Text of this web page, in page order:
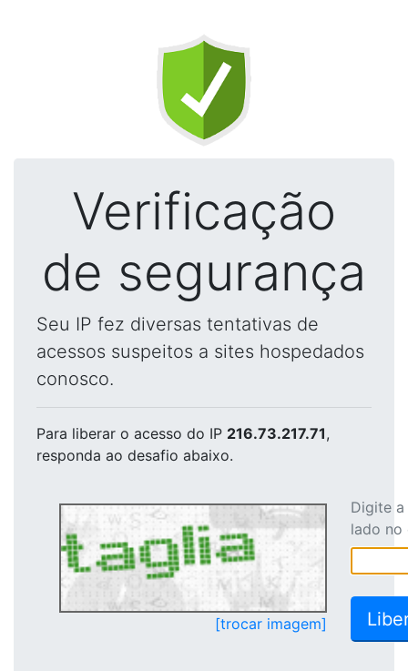
Verificação
de segurança
Seu IP fez diversas tentativas de
acessos suspeitos a sites hospedados
conosco.
Para liberar o acesso do IP 216.73.217.71,
responda ao desafio abaixo.
[trocar imagem]
Digite
lado no